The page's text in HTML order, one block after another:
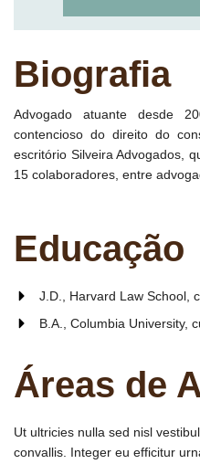
Biografia
Advogado atuante desde
contencioso do direito do
escritório Silveira Advogados,
15 colaboradores, entre
Educação
J.D., Harvard Law School,
B.A., Columbia University,
Áreas de
Ut ultricies nulla sed nisl
convallis. Integer eu efficitur